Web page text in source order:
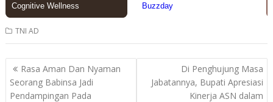
TNI AD
Post
navigation
Rasa Aman Dan Nyaman
Seorang Babinsa Jadi
Pendampingan Pada
Di Penghujung Masa
Jabatannya, Bupati Apresiasi
Kinerja ASN dalam